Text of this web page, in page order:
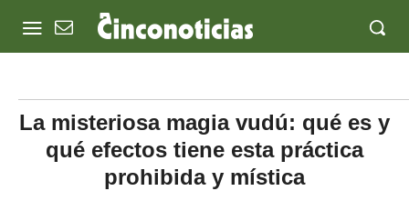
La misteriosa magia vudú: qué es y
qué efectos tiene esta práctica
prohibida y mística